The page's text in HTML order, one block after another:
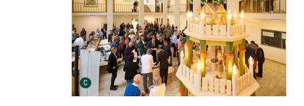
C Urheber der Grafik: